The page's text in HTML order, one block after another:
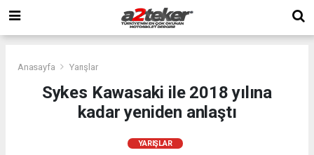
Anasayfa Yarışlar
Sykes Kawasaki ile 2018 yılına
kadar yeniden anlaştı
YARIŞLAR